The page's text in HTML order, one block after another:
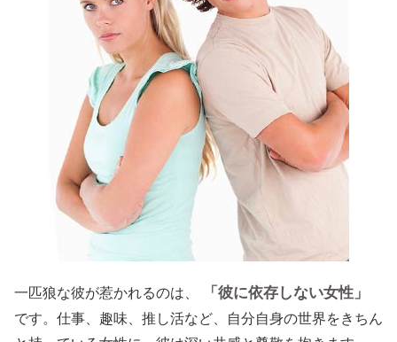
一匹狼な彼が惹かれるのは、 「彼に依存しない女性」
です。仕事、趣味、推し活など、自分自身の世界をきちん